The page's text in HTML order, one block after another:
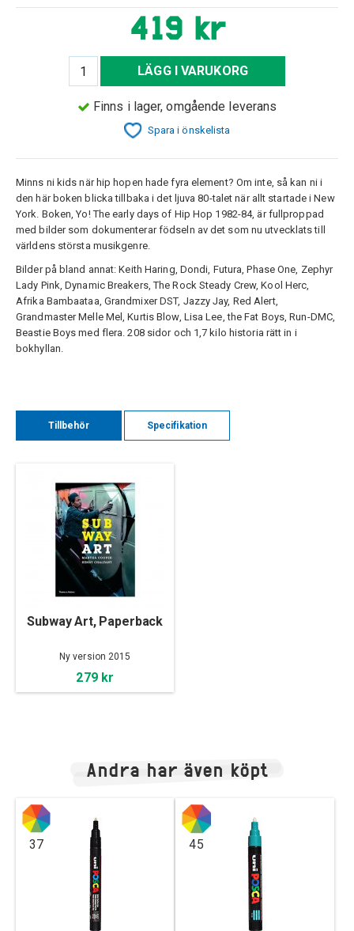
419 kr
LÄGG I VARUKORG
Finns i lager, omgående leverans
Spara i önskelista
Minns ni kids när hip hopen hade fyra element? Om inte, så kan ni i
den här boken blicka tillbaka i det ljuva 80-talet när allt startade i New
York. Boken, Yo! The early days of Hip Hop 1982-84, är fullproppad
med bilder som dokumenterar födseln av det som nu utvecklats till
världens största musikgenre.
Bilder på bland annat: Keith Haring, Dondi, Futura, Phase One, Zephyr
Lady Pink, Dynamic Breakers, The Rock Steady Crew, Kool Herc,
Afrika Bambaataa, Grandmixer DST, Jazzy Jay, Red Alert,
Grandmaster Melle Mel, Kurtis Blow, Lisa Lee, the Fat Boys, Run-DMC,
Beastie Boys med flera. 208 sidor och 1,7 kilo historia rätt in i
bokhyllan.
Tillbehör Specifikation
Subway Art, Paperback
Ny version 2015
279 kr
Andra har även köpt
37 45